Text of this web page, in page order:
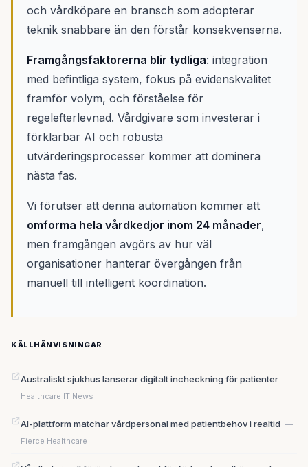
och vårdköpare en bransch som adopterar
teknik snabbare än den förstår konsekvenserna.
Framgångsfaktorerna blir tydliga: integration
med befintliga system, fokus på evidenskvalitet
framför volym, och förståelse för
regelefterlevnad. Vårdgivare som investerar i
förklarbar AI och robusta
utvärderingsprocesser kommer att dominera
nästa fas.
Vi förutser att denna automation kommer att
omforma hela vårdkedjor inom 24 månader,
men framgången avgörs av hur väl
organisationer hanterar övergången från
manuell till intelligent koordination.
KÄLLHÄNVISNINGAR
Australiskt sjukhus lanserar digitalt incheckning för patienter —
Healthcare IT News
AI-plattform matchar vårdpersonal med patientbehov i realtid —
Fierce Healthcare